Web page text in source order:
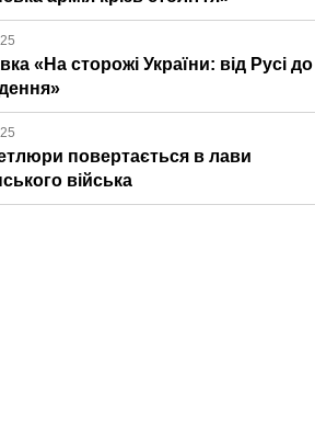
«На сторожі України: від Русі до
повертається в лави
війська